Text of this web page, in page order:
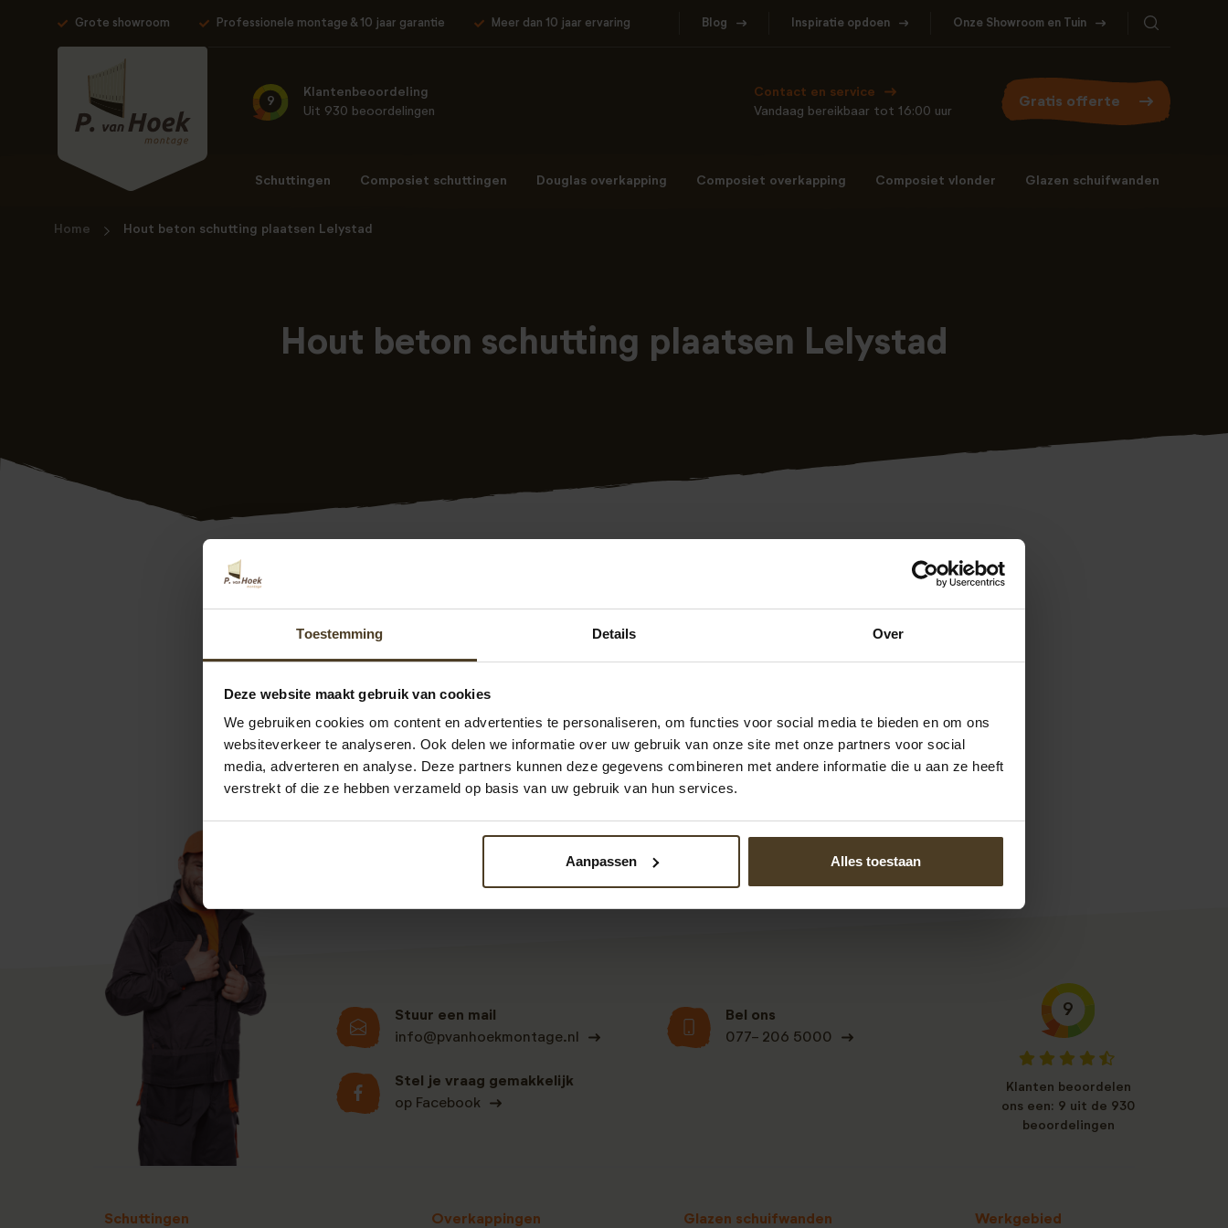
Toestemming Details Over
Deze website maakt gebruik van cookies
We gebruiken cookies om content en advertenties te personaliseren, om functies voor social media te bieden en om ons
websiteverkeer te analyseren. Ook delen we informatie over uw gebruik van onze site met onze partners voor social
media, adverteren en analyse. Deze partners kunnen deze gegevens combineren met andere informatie die u aan ze heeft
verstrekt of die ze hebben verzameld op basis van uw gebruik van hun services.
Aanpassen Alles toestaan
Grote showroom Professionele montage & 10 jaar garantie Meer dan 10 jaar ervaring Blog Inspiratie opdoen Onze Showroom en Tuin
9
Klantenbeoordeling
Uit 930 beoordelingen
Contact en service
Vandaag bereikbaar tot 16:00 uur
Gratis offerte
Schuttingen Composiet schuttingen Douglas overkapping Composiet overkapping Composiet vlonder Glazen schuifwanden
Home Hout beton schutting plaatsen Lelystad
Hout beton schutting plaatsen Lelystad
Nederland. Dus ook in Lelystad en de rest van Flevoland. Bovendien krijgt u 10 jaar garantie en
werken we met de juiste keurmerken. Onze ervaren medewerkers monteren snel en vakkundig de
Ook hebben we veel tevreden klanten. Zie de
We zijn te bereiken op 077- 206 5000 of viainfo@pvanhoekmontage.nl
Stuur een mail
info@pvanhoekmontage.nl
Bel ons
077- 206 5000
Stel je vraag gemakkelijk
op Facebook
9
Klanten beoordelen
ons een: 9 uit de 930
beoordelingen
Schuttingen Overkappingen Glazen schuifwanden Werkgebied